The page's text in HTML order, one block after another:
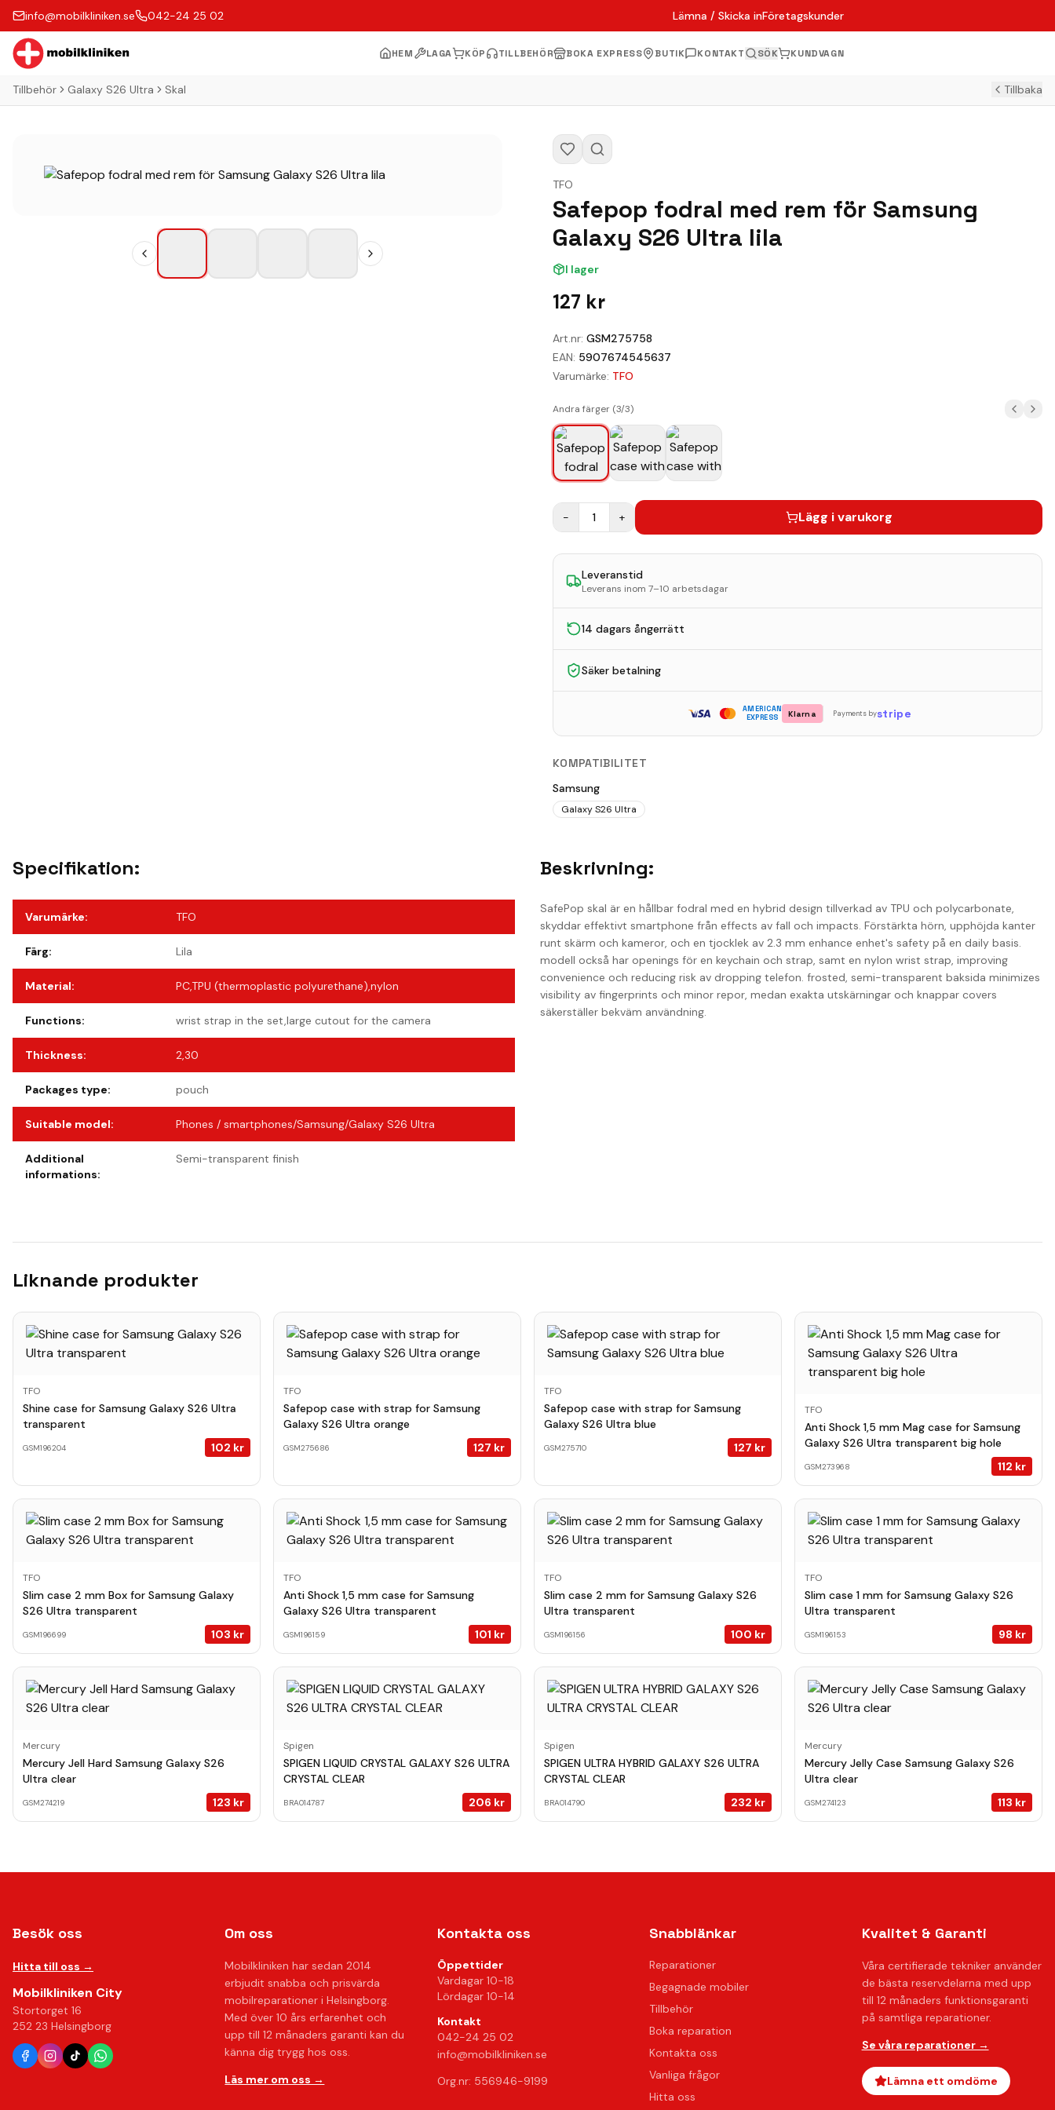
info@mobilkliniken.se 042-24 25 02 Lämna / Skicka inFöretagskunder
HEM LAGA KÖP TILLBEHÖR BOKA EXPRESS BUTIK KONTAKT SÖK KUNDVAGN
Tillbehör Galaxy S26 Ultra Skal Tillbaka
TFO
Safepop fodral med rem för Samsung
Galaxy S26 Ultra lila
I lager
127 kr
Art.nr: GSM275758
EAN: 5907674545637
Varumärke: TFO
Andra färger (3/3)
− 1 + Lägg i varukorg
Leveranstid
Leverans inom 7–10 arbetsdagar
14 dagars ångerrätt
Säker betalning
AMERICAN
EXPRESS
Klarna Payments bystripe
KOMPATIBILITET
Samsung
Galaxy S26 Ultra
Specifikation:
Varumärke: TFO
Färg: Lila
Material: PC,TPU (thermoplastic polyurethane),nylon
Functions: wrist strap in the set,large cutout for the camera
Thickness: 2,30
Packages type: pouch
Suitable model: Phones / smartphones/Samsung/Galaxy S26 Ultra
Additional
informations:
Semi-transparent finish
Beskrivning:
SafePop skal är en hållbar fodral med en hybrid design tillverkad av TPU och polycarbonate,
skyddar effektivt smartphone från effects av fall och impacts. Förstärkta hörn, upphöjda kanter
runt skärm och kameror, och en tjocklek av 2.3 mm enhance enhet's safety på en daily basis.
modell också har openings för en keychain och strap, samt en nylon wrist strap, improving
convenience och reducing risk av dropping telefon. frosted, semi-transparent baksida minimizes
visibility av fingerprints och minor repor, medan exakta utskärningar och knappar covers
säkerställer bekväm användning.
Liknande produkter
TFO
Shine case for Samsung Galaxy S26 Ultra
transparent
GSM196204 102 kr
TFO
Safepop case with strap for Samsung
Galaxy S26 Ultra orange
GSM275686 127 kr
TFO
Safepop case with strap for Samsung
Galaxy S26 Ultra blue
GSM275710 127 kr
TFO
Anti Shock 1,5 mm Mag case for Samsung
Galaxy S26 Ultra transparent big hole
GSM273968 112 kr
TFO
Slim case 2 mm Box for Samsung Galaxy
S26 Ultra transparent
GSM196699 103 kr
TFO
Anti Shock 1,5 mm case for Samsung
Galaxy S26 Ultra transparent
GSM196159 101 kr
TFO
Slim case 2 mm for Samsung Galaxy S26
Ultra transparent
GSM196156 100 kr
TFO
Slim case 1 mm for Samsung Galaxy S26
Ultra transparent
GSM196153 98 kr
Mercury
Mercury Jell Hard Samsung Galaxy S26
Ultra clear
GSM274219 123 kr
Spigen
SPIGEN LIQUID CRYSTAL GALAXY S26 ULTRA
CRYSTAL CLEAR
BRA014787 206 kr
Spigen
SPIGEN ULTRA HYBRID GALAXY S26 ULTRA
CRYSTAL CLEAR
BRA014790 232 kr
Mercury
Mercury Jelly Case Samsung Galaxy S26
Ultra clear
GSM274123 113 kr
Besök oss
Hitta till oss →
Mobilkliniken City
Stortorget 16
252 23 Helsingborg
Om oss
Mobilkliniken har sedan 2014
erbjudit snabba och prisvärda
mobilreparationer i Helsingborg.
Med över 10 års erfarenhet och
upp till 12 månaders garanti kan du
känna dig trygg hos oss.
Läs mer om oss →
Kontakta oss
Öppettider
Vardagar 10-18
Lördagar 10-14
Kontakt
042-24 25 02
info@mobilkliniken.se
Org.nr: 556946-9199
Snabblänkar
Reparationer
Begagnade mobiler
Tillbehör
Boka reparation
Kontakta oss
Vanliga frågor
Hitta oss
Kvalitet & Garanti
Våra certifierade tekniker använder
de bästa reservdelarna med upp
till 12 månaders funktionsgaranti
på samtliga reparationer.
Se våra reparationer →
Lämna ett omdöme